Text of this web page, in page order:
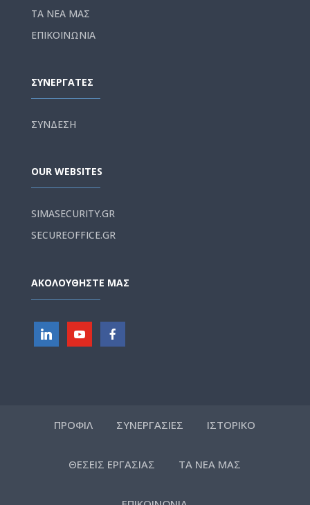
ΤΑ ΝΕΑ ΜΑΣ
ΕΠΙΚΟΙΝΩΝΙΑ
ΣΥΝΕΡΓΑΤΕΣ
ΣΥΝΔΕΣΗ
OUR WEBSITES
SIMASECURITY.GR
SECUREOFFICE.GR
ΑΚΟΛΟΥΘΗΣΤΕ ΜΑΣ
ΠΡΟΦΙΛ ΣΥΝΕΡΓΑΣΙΕΣ ΙΣΤΟΡΙΚΟ
ΘΕΣΕΙΣ ΕΡΓΑΣΙΑΣ ΤΑ ΝΕΑ ΜΑΣ